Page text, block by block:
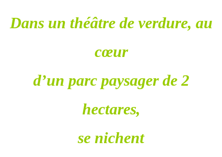
Dans un théâtre de verdure, au
cœur
d’un parc paysager de 2
hectares,
se nichent